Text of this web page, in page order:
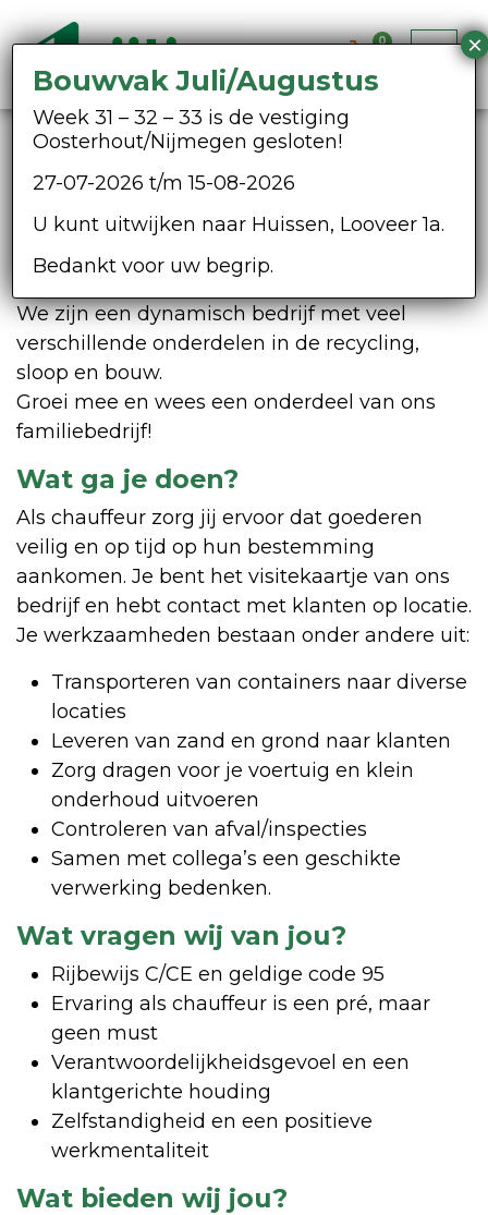
0
Vrachtwagenchauffeur (Portaal-
of haakwagen)
Zou jij ons team willen versterken? We zijn op
zoek naar een gemotiveerde chauffeur die
een uitdaging niet uit de weg gaat.
We zijn een dynamisch bedrijf met veel
verschillende onderdelen in de recycling,
sloop en bouw.
Groei mee en wees een onderdeel van ons
familiebedrijf!
Wat ga je doen?
Als chauffeur zorg jij ervoor dat goederen
veilig en op tijd op hun bestemming
aankomen. Je bent het visitekaartje van ons
bedrijf en hebt contact met klanten op locatie.
Je werkzaamheden bestaan onder andere uit:
Transporteren van containers naar diverse
locaties
Leveren van zand en grond naar klanten
Zorg dragen voor je voertuig en klein
onderhoud uitvoeren
Controleren van afval/inspecties
Samen met collega’s een geschikte
verwerking bedenken.
Wat vragen wij van jou?
Rijbewijs C/CE en geldige code 95
Ervaring als chauffeur is een pré, maar
geen must
Verantwoordelijkheidsgevoel en een
klantgerichte houding
Zelfstandigheid en een positieve
werkmentaliteit
Wat bieden wij jou?
Bouwvak Juli/Augustus
Week 31 – 32 – 33 is de vestiging
Oosterhout/Nijmegen gesloten!
27-07-2026 t/m 15-08-2026
U kunt uitwijken naar Huissen, Looveer 1a.
Bedankt voor uw begrip.